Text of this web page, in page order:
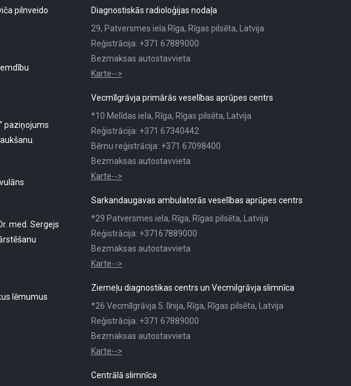
pilnveido
paziņojums
med. Sergejs
lēmumus
Diagnostiskās radioloģijas nodaļa
29, Patversmes iela Rīga, Rīgas pilsēta, Latvija
Reģistrācija: +371 67889000
Bezmaksas autostavvieta
Karte-->
Vecmīlgrāvja primārās veselības aprūpes centrs
*10 Melīdas iela, Rīga, Rīgas pilsēta, Latvija
Reģistrācija: +371 67340442
Bērnu reģistrācija: +371 67098400
Bezmaksas autostavvieta
Karte-->
Sarkandaugavas ambulatorās veselības aprūpes centrs
*29 Patversmes iela, Rīga, Rīgas pilsēta, Latvija
Reģistrācija: +37167889000
Bezmaksas autostavvieta
Karte-->
Ziemeļu diagnostikas centrs un Vecmilgrāvja slimnīca
*26 Vecmīlgrāvja 5. līnija, Rīga, Rīgas pilsēta, Latvija
Reģistrācija: +371 67889000
Bezmaksas autostavvieta
Karte-->
Centrālā slimnīca